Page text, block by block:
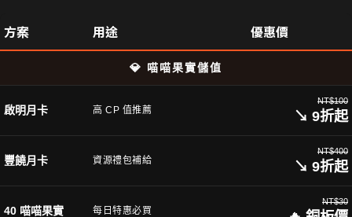
方案 用途 優惠價
💎 喵喵果實儲值
啟明月卡 高 CP 值推薦
NT$100
↘ 9折起
豐饒月卡 資源禮包補給
NT$400
↘ 9折起
40 喵喵果實 每日特惠必買
NT$30